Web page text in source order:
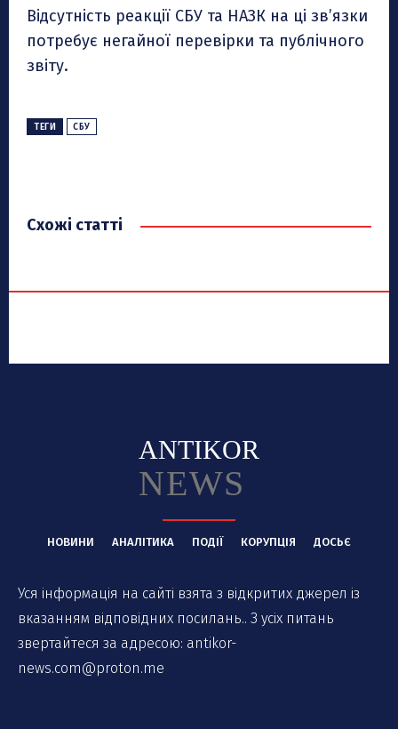
Відсутність реакції СБУ та НАЗК на ці зв’язки
потребує негайної перевірки та публічного
звіту.
ТЕГИ СБУ
Схожі статті
ANTIKOR
NEWS
НОВИНИ АНАЛІТИКА ПОДІЇ КОРУПЦІЯ ДОСЬЄ
Уся інформація на сайті взята з відкритих джерел із
вказанням відповідних посилань.. З усіх питань
звертайтеся за адресою: antikor-
news.com@proton.me